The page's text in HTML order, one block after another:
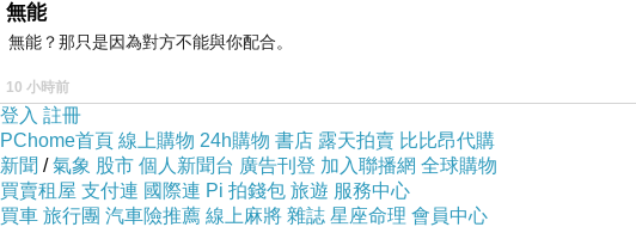
無能
無能？那只是因為對方不能與你配合。
10 小時前
登入 註冊
PChome首頁 線上購物 24h購物 書店 露天拍賣 比比昂代購
新聞 /氣象 股市 個人新聞台 廣告刊登 加入聯播網 全球購物
買賣租屋 支付連 國際連 Pi 拍錢包 旅遊 服務中心
買車 旅行團 汽車險推薦 線上麻將 雜誌 星座命理 會員中心